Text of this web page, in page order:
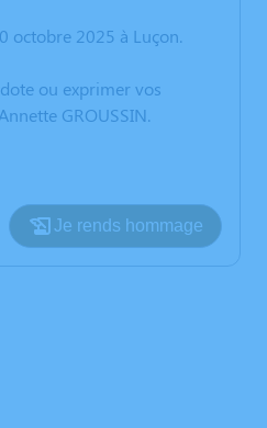
octobre 2025 à Luçon.
ou exprimer vos
GROUSSIN.
Je rends hommage